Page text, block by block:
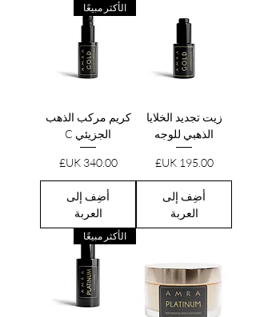
زيت تجديد الخلايا
الذهبي للوجه
السعر‏195.00 UK£
أضِف إلى
العربة
الأكثر مبيعًا
كريم مركب الذهب
الجزيئي C
السعر‏340.00 UK£
أضِف إلى
العربة
الأكثر مبيعًا